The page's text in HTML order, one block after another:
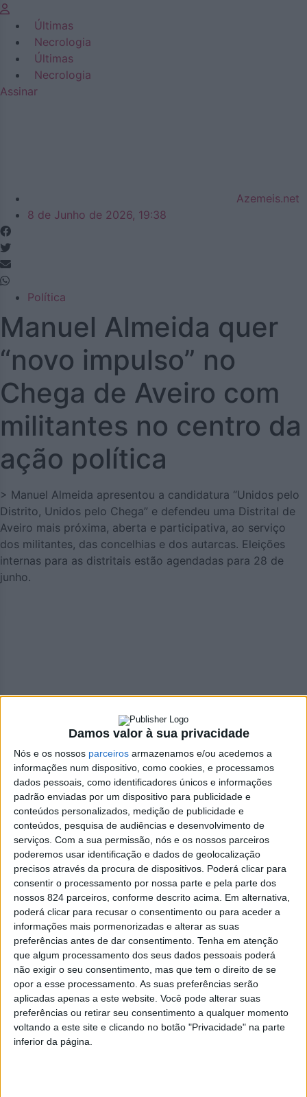
Damos valor à sua privacidade
Nós e os nossos parceiros armazenamos e/ou acedemos a
informações num dispositivo, como cookies, e processamos
dados pessoais, como identificadores únicos e informações
padrão enviadas por um dispositivo para publicidade e
conteúdos personalizados, medição de publicidade e
conteúdos, pesquisa de audiências e desenvolvimento de
serviços. Com a sua permissão, nós e os nossos parceiros
poderemos usar identificação e dados de geolocalização
precisos através da procura de dispositivos. Poderá clicar para
consentir o processamento por nossa parte e pela parte dos
nossos 824 parceiros, conforme descrito acima. Em alternativa,
poderá clicar para recusar o consentimento ou para aceder a
informações mais pormenorizadas e alterar as suas
preferências antes de dar consentimento. Tenha em atenção
que algum processamento dos seus dados pessoais poderá
não exigir o seu consentimento, mas que tem o direito de se
opor a esse processamento. As suas preferências serão
aplicadas apenas a este website. Você pode alterar suas
preferências ou retirar seu consentimento a qualquer momento
voltando a este site e clicando no botão "Privacidade" na parte
inferior da página.
Últimas
Necrologia
Últimas
Necrologia
Assinar
Azemeis.net
8 de Junho de 2026, 19:38
Política
Manuel Almeida quer
“novo impulso” no
Chega de Aveiro com
militantes no centro da
ação política
> Manuel Almeida apresentou a candidatura “Unidos pelo
Distrito, Unidos pelo Chega” e defendeu uma Distrital de
Aveiro mais próxima, aberta e participativa, ao serviço
dos militantes, das concelhias e dos autarcas. Eleições
internas para as distritais estão agendadas para 28 de
junho.
Azemeis.net
8 de Junho de 2026, 19:38
A candidatura“Unidos pelo Distrito, Unidos
pelo Chega”, liderada por Manuel Almeida
candidatita à liderança da distrital de Aveiro
nas eleições do próximo dia 28 de junho, foi
apresentada publicamente numa sessão que
reuniu militantes, simpatizantes, autarcas e dirigentes
locais do Chega no distrito de Aveiro no auditório da sede
da União de Freguesias de Oliveira de Azeméis. O
encontro serviu para dar a conhecer a equipa candidata